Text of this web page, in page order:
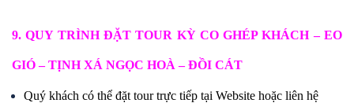
9. QUY TRÌNH ĐẶT TOUR KỲ CO GHÉP KHÁCH – EO
GIÓ – TỊNH XÁ NGỌC HOÀ – ĐỒI CÁT
Quý khách có thể đặt tour trực tiếp tại Website hoặc liên hệ